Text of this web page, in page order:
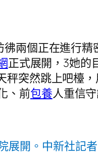
彿兩個正在進行精
正式展開，3她的
突然跳上吧檯
、前包養人重信
展開。中新社記